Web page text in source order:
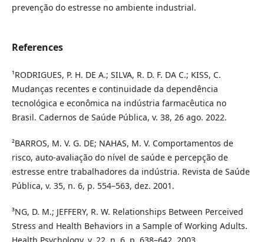
prevenção do estresse no ambiente industrial.
References
¹RODRIGUES, P. H. DE A.; SILVA, R. D. F. DA C.; KISS, C.
Mudanças recentes e continuidade da dependência
tecnológica e econômica na indústria farmacêutica no
Brasil. Cadernos de Saúde Pública, v. 38, 26 ago. 2022.
²BARROS, M. V. G. DE; NAHAS, M. V. Comportamentos de
risco, auto-avaliação do nível de saúde e percepção de
estresse entre trabalhadores da indústria. Revista de Saúde
Pública, v. 35, n. 6, p. 554–563, dez. 2001.
³NG, D. M.; JEFFERY, R. W. Relationships Between Perceived
Stress and Health Behaviors in a Sample of Working Adults.